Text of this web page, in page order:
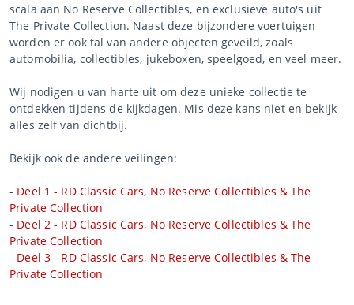
scala aan No Reserve Collectibles, en exclusieve auto's uit
The Private Collection. Naast deze bijzondere voertuigen
worden er ook tal van andere objecten geveild, zoals
automobilia, collectibles, jukeboxen, speelgoed, en veel meer.
Wij nodigen u van harte uit om deze unieke collectie te
ontdekken tijdens de kijkdagen. Mis deze kans niet en bekijk
alles zelf van dichtbij.
Bekijk ook de andere veilingen:
- Deel 1 - RD Classic Cars, No Reserve Collectibles & The
Private Collection
- Deel 2 - RD Classic Cars, No Reserve Collectibles & The
Private Collection
- Deel 3 - RD Classic Cars, No Reserve Collectibles & The
Private Collection